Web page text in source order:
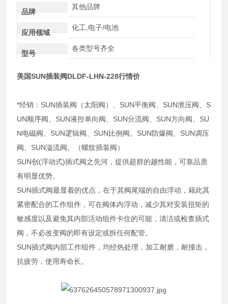
品牌
其他品牌
应用领域
化工,电子/电池
型号
各类型号齐全
美国SUN插装阀DLDF-LHN-228行情价
*经销：SUN插装阀（太阳阀）、SUN平衡阀、SUN泄压阀、S
UN顺序阀、SUN液控单向阀、SUN分流阀、SUN方向阀、SU
N电磁阀、SUN逻辑阀、SUN比例阀。SUN防爆阀、SUN调压
阀、SUN溢流阀。（螺纹插装阀）
SUN创(浮动式)插式阀之先河，提供超群的越性能，可靠品质
有明显优势。
SUN插式阀最显着的优点，在于其阀尾端的自由浮动，籍此其
紧密配合的工作组件，可在阀体内浮动，减少其对安装扭矩的
敏感度以及避免其内部活动组件卡住的可能，清洁或检查插式
阀，不必改变阀的即有设定或拆任何配管。
SUN插式阀内部工作组件，均经热处理，加工耐磨，耐撞击，
抗疲劳，使用寿命长。